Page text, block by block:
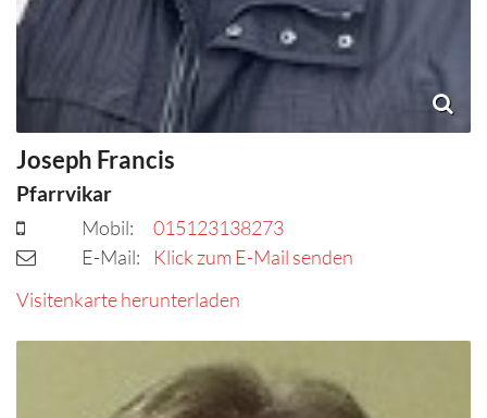
Joseph Francis
Pfarrvikar
Mobil:
015123138273
E-Mail:
Klick zum E-Mail senden
Visitenkarte herunterladen